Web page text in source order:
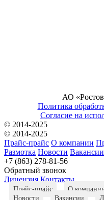
АО
Политика
Согласие на
© 2014-2025
© 2014-2025
Прайс-прайс О компании
Размотка Новости Вакансии
+7 (863) 278-81-56
Обратный звонок
Лицензия Контакты
Прайс-прайс О
Новости
Вакансии